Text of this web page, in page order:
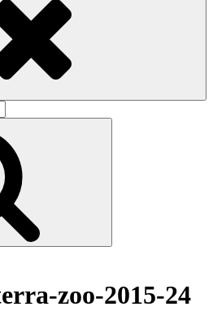
zoo-2015-24